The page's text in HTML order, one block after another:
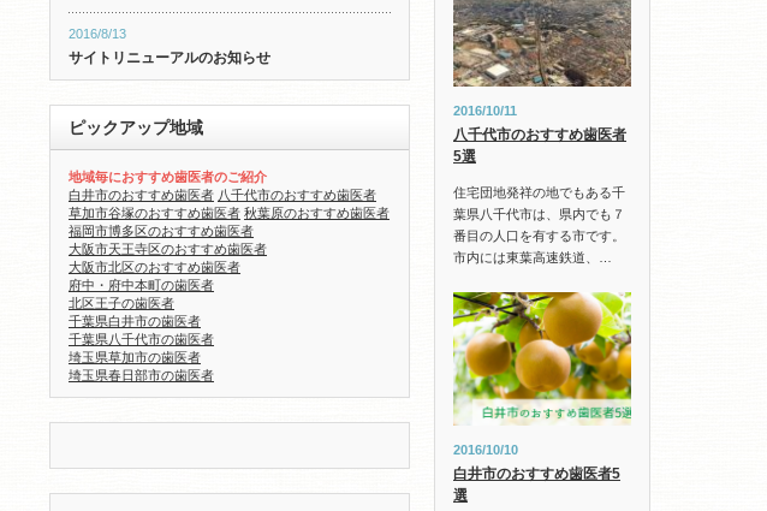
2016/8/13
サイトリニューアルのお知らせ
ピックアップ地域
地域毎におすすめ歯医者のご紹介
白井市のおすすめ歯医者 八千代市のおすすめ歯医者
草加市谷塚のおすすめ歯医者 秋葉原のおすすめ歯医者
福岡市博多区のおすすめ歯医者
大阪市天王寺区のおすすめ歯医者
大阪市北区のおすすめ歯医者
府中・府中本町の歯医者
北区王子の歯医者
千葉県白井市の歯医者
千葉県八千代市の歯医者
埼玉県草加市の歯医者
埼玉県春日部市の歯医者
2016/10/11
八千代市のおすすめ歯医者
5選
住宅団地発祥の地でもある千
葉県八千代市は、県内でも７
番目の人口を有する市です。
市内には東葉高速鉄道、…
2016/10/10
白井市のおすすめ歯医者5
選